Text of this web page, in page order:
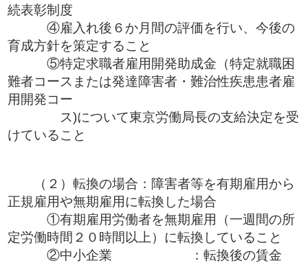
続表彰制度
④雇入れ後６か月間の評価を行い、今後の
育成方針を策定すること
⑤特定求職者雇用開発助成金（特定就職困
難者コースまたは発達障害者・難治性疾患患者雇
用開発コー
ス)について東京労働局長の支給決定を受
けていること
（２）転換の場合：障害者等を有期雇用から
正規雇用や無期雇用に転換した場合
①有期雇用労働者を無期雇用（一週間の所
定労働時間２０時間以上）に転換していること
②中小企業 ：転換後の賃金